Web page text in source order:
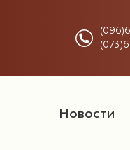
Новости